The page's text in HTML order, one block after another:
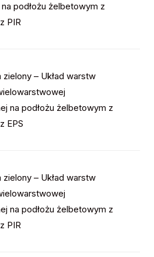
podłożu żelbetowym z
PIR
zielony – Układ warstw
na podłożu żelbetowym z
EPS
zielony – Układ warstw
na podłożu żelbetowym z
PIR